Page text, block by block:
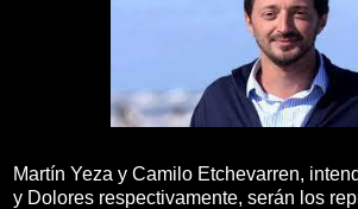
Martín Yeza y Camilo Etchevarren,
y Dolores respectivamente, serán los